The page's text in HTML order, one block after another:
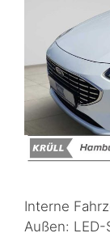
Interne
Außen: